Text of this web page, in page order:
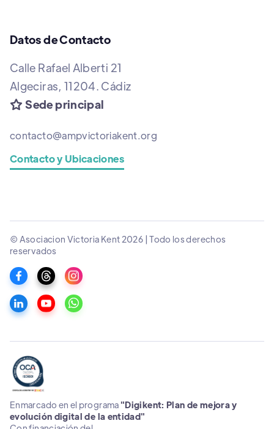
Datos de Contacto
Calle Rafael Alberti 21
Algeciras, 11204. Cádiz
 Sede principal
contacto@ampvictoriakent.org
Contacto y Ubicaciones
© Asociacion Victoria Kent 2026 | Todo los derechos
reservados
Enmarcado en el programa "Digikent: Plan de mejora y
evolución digital de la entidad"